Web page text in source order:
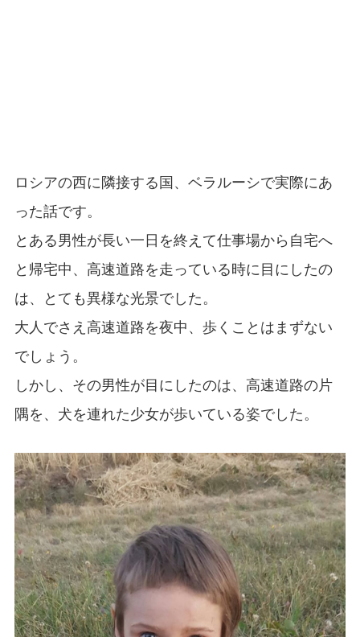
ロシアの西に隣接する国、ベラルーシで実際にあ
った話です。
とある男性が長い一日を終えて仕事場から自宅へ
と帰宅中、高速道路を走っている時に目にしたの
は、とても異様な光景でした。
大人でさえ高速道路を夜中、歩くことはまずない
でしょう。
しかし、その男性が目にしたのは、高速道路の片
隅を、犬を連れた少女が歩いている姿でした。